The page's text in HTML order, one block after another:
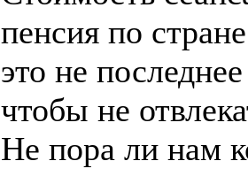
пенсия по
это не
чтобы не
Не пора ли нам